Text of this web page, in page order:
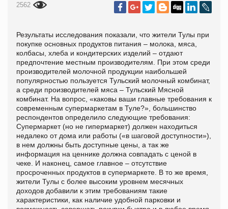
2562
Результаты исследования показали, что жители Тулы при
покупке основных продуктов питания – молока, мяса,
колбасы, хлеба и кондитерских изделий – отдают
предпочтение местным производителям. При этом среди
производителей молочной продукции наибольшей
популярностью пользуется Тульский молочный комбинат,
а среди производителей мяса – Тульский Мясной
комбинат. На вопрос, «каковы ваши главные требования к
современным супермаркетам в Туле?», большинство
респондентов определило следующие требования:
Супермаркет (но не гипермаркет) должен находиться
недалеко от дома или работы («в шаговой доступности»),
в нем должны быть доступные цены, а так же
информация на ценнике должна совпадать с ценой в
чеке. И наконец, самое главное – отсутствие
просроченных продуктов в супермаркете. В то же время,
жители Тулы с более высоким уровнем месячных
доходов добавили к этим требованиям такие
характеристики, как наличие удобной парковки и